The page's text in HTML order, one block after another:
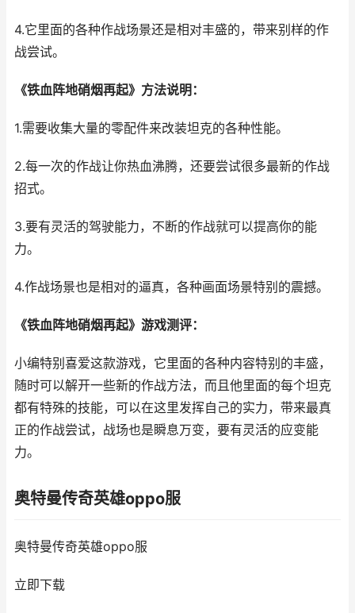
4.它里面的各种作战场景还是相对丰盛的，带来别样的作
战尝试。
《铁血阵地硝烟再起》方法说明：
1.需要收集大量的零配件来改装坦克的各种性能。
2.每一次的作战让你热血沸腾，还要尝试很多最新的作战
招式。
3.要有灵活的驾驶能力，不断的作战就可以提高你的能
力。
4.作战场景也是相对的逼真，各种画面场景特别的震撼。
《铁血阵地硝烟再起》游戏测评：
小编特别喜爱这款游戏，它里面的各种内容特别的丰盛，
随时可以解开一些新的作战方法，而且他里面的每个坦克
都有特殊的技能，可以在这里发挥自己的实力，带来最真
正的作战尝试，战场也是瞬息万变，要有灵活的应变能
力。
奥特曼传奇英雄oppo服
奥特曼传奇英雄oppo服
立即下载